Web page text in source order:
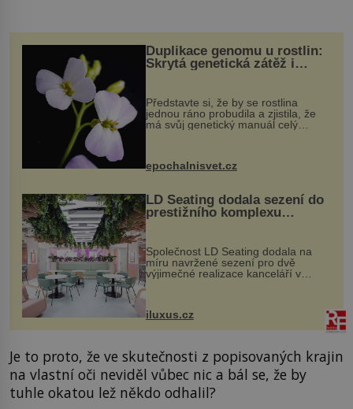
Duplikace genomu u rostlin:
Skrytá genetická zátěž i
Představte si, že by se rostlina
jednou ráno probudila a zjistila, že
má svůj genetický manuál celý
vstupenka...
epochalnisvet.cz
LD Seating dodala sezení do
prestižního komplexu
MediaCityUK v Salfordu
Společnost LD Seating dodala na
míru navržené sezení pro dvě
výjimečné realizace kanceláří v
areálu MediaCityUK v anglickém
budov Media...
iluxus.cz
Je to proto, že ve skutečnosti z popisovaných krajin
na vlastní oči neviděl vůbec nic a bál se, že by
tuhle okatou lež někdo odhalil?